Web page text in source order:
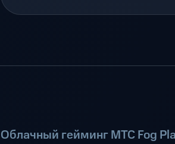
Облачный гейминг МТС Fog